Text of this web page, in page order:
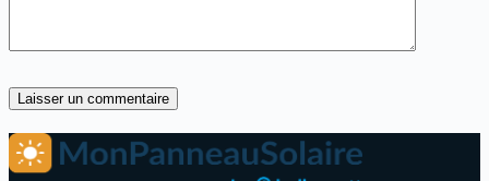
Laisser un commentaire